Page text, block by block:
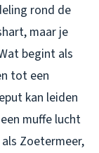
rond de
maar je
begint als
tot een
kan leiden
muffe lucht
Zoetermeer,